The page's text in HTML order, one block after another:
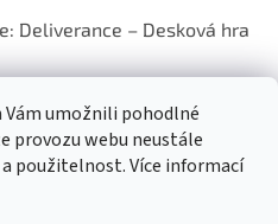
Vám umožnili pohodlné
provozu webu neustále
použitelnost. Více informací
Deliverance – Desková hra
frčí v celém Česku